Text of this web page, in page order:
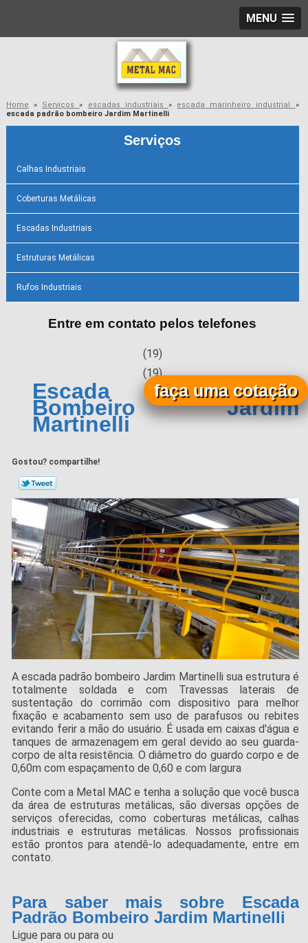
MENU
Home » Serviços» escadas industriais » escada marinheiro industrial »
escada padrão bombeiro Jardim Martinelli
Serviços
Calhas Industriais
Coberturas Metálicas
Escadas Industriais
Estruturas Metálicas
Rufos Industriais
Entre em contato pelos telefones
(19)
(19)
Escada Padrão
Bombeiro Jardim
Martinelli
Gostou? compartilhe!
A escada padrão bombeiro Jardim Martinelli sua estrutura é
totalmente soldada e com Travessas laterais de
sustentação do corrimão com dispositivo para melhor
fixação e acabamento sem uso de parafusos ou rebites
evitando ferir a mão do usuário. É usada em caixas d'água e
tanques de armazenagem em geral devido ao seu guarda-
corpo de alta resistência. O diâmetro do guardo corpo e de
0,60m com espaçamento de 0,60 e com largura
Conte com a Metal MAC e tenha a solução que você busca
da área de estruturas metálicas, são diversas opções de
serviços oferecidas, como coberturas metálicas, calhas
industriais e estruturas metálicas. Nossos profissionais
estão prontos para atendê-lo adequadamente, entre em
contato.
Para saber mais sobre Escada
Padrão Bombeiro Jardim Martinelli
Ligue paraou paraou
faça uma cotação